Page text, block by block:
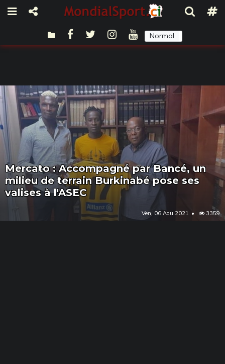
Normal
Mercato : Accompagné par Bancé, un
milieu de terrain Burkinabé pose ses
valises à l'ASEC
Ven, 06 Aou 2021 3359